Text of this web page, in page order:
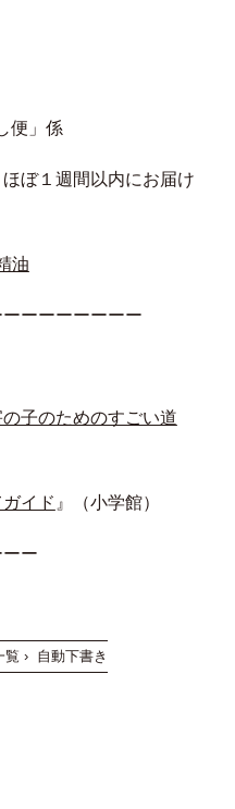
便」係
ぼ１週間以内にお届け
油
ーーーーーーー
子のためのすごい道
イド 』（小学館）
ー
覧 › 自動下書き